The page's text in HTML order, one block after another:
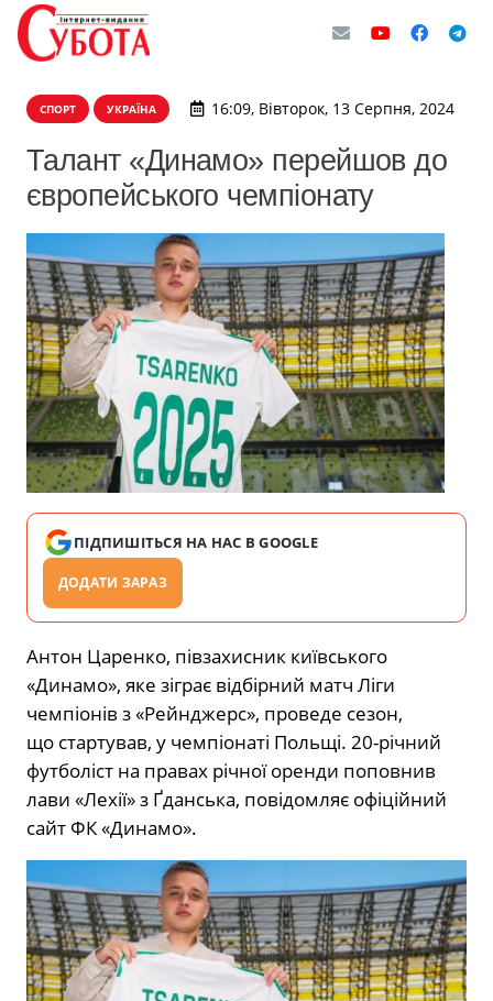
СПОРТ УКРАЇНА 16:09, Вівторок, 13 Серпня, 2024
Талант «Динамо» перейшов до
європейського чемпіонату
ПІДПИШІТЬСЯ НА НАС В GOOGLE
ДОДАТИ ЗАРАЗ
Антон Царенко, півзахисник київського
«Динамо», яке зіграє відбірний матч Ліги
чемпіонів з «Рейнджерс», проведе сезон,
що стартував, у чемпіонаті Польщі. 20-річний
футболіст на правах річної оренди поповнив
лави «Лехії» з Ґданська, повідомляє офіційний
сайт ФК «Динамо».